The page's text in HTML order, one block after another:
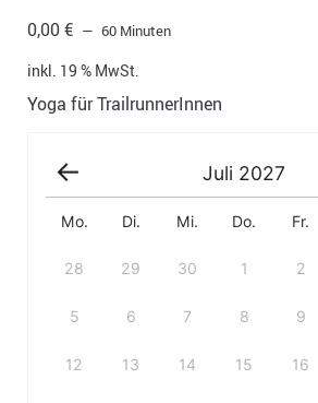
0,00€ 60 Minuten
inkl. 19 % MwSt.
Yoga für TrailrunnerInnen
Juli 2027
Mo. Di. Mi. Do. Fr.
28 29 30 1 2
5 6 7 8 9
12 13 14 15 16